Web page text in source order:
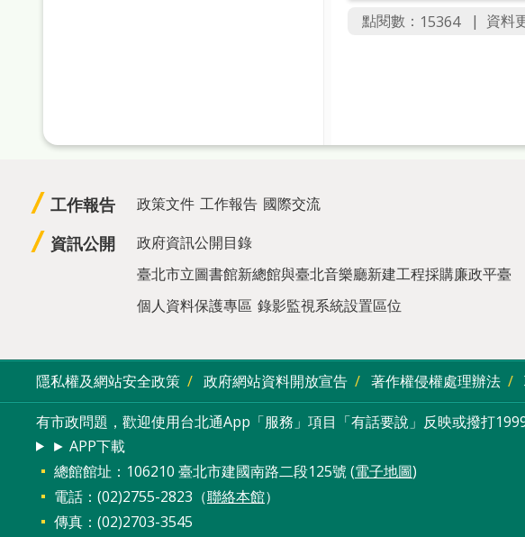
點閱數： 15364 資料
工作報告 政策文件 工作報告 國際交流
資訊公開
政府資訊公開目錄
臺北市立圖書館新總館與臺北音樂廳新建工程採購廉政平臺
個人資料保護專區 錄影監視系統設置區位
隱私權及網站安全政策 政府網站資料開放宣告 著作權侵權處理辦法
有市政問題，歡迎使用台北通App「服務」項目「有話要說」反映或撥打1999
► APP下載
總館館址：106210 臺北市建國南路二段125號 (電子地圖)
電話：(02)2755-2823（聯絡本館）
傳真：(02)2703-3545